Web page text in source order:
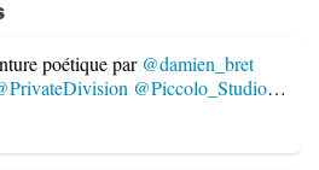
poétique par @damien_bret
@Piccolo_Studio…